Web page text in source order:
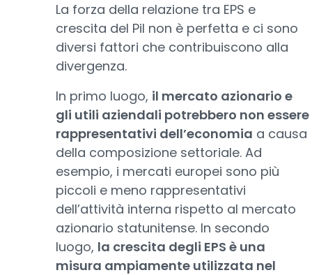
La forza della relazione tra EPS e
crescita del Pil non è perfetta e ci sono
diversi fattori che contribuiscono alla
divergenza.
In primo luogo, il mercato azionario e
gli utili aziendali potrebbero non essere
rappresentativi dell’economia a causa
della composizione settoriale. Ad
esempio, i mercati europei sono più
piccoli e meno rappresentativi
dell’attività interna rispetto al mercato
azionario statunitense. In secondo
luogo, la crescita degli EPS è una
misura ampiamente utilizzata nel